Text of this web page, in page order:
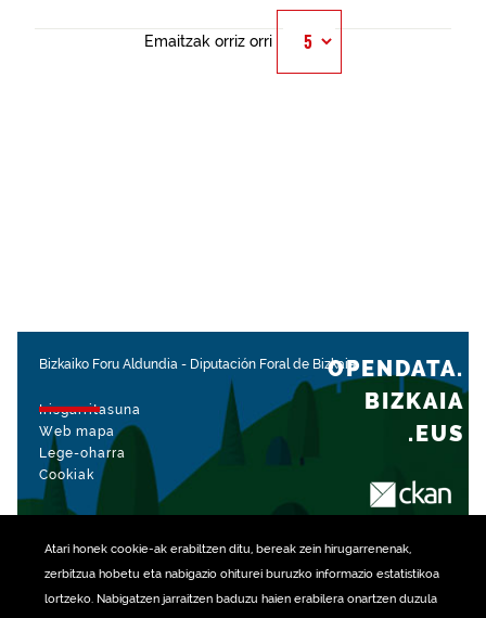
Atari honek cookie-ak erabiltzen ditu, bereak zein hirugarrenenak,
zerbitzua hobetu eta nabigazio ohiturei buruzko informazio estatistikoa
lortzeko. Nabigatzen jarraitzen baduzu haien erabilera onartzen duzula
Emaitzak orriz orri
Bizkaiko Foru Aldundia - Diputación Foral de Bizkaia
Irisgarritasuna
Web mapa
Lege-oharra
Cookiak
OPENDATA.
BIZKAIA
.EUS